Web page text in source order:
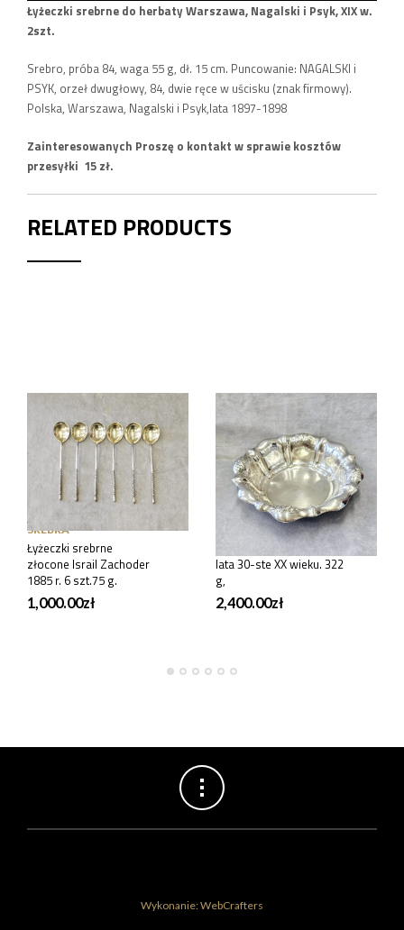
Łyżeczki srebrne do herbaty Warszawa, Nagalski i Psyk, XIX w.
2szt.
Srebro, próba 84, waga 55 g, dł. 15 cm. Puncowanie: NAGALSKI i
PSYK, orzeł dwugłowy, 84, dwie ręce w uścisku (znak firmowy).
Polska, Warszawa, Nagalski i Psyk,lata 1897-1898
Zainteresowanych Proszę o kontakt w sprawie kosztów
przesyłki 15 zł.
RELATED PRODUCTS
SREBRA
Łyżeczki srebrne
złocone Israil Zachoder
1885 r. 6 szt.75 g.
1,000.00zł
SREBRA
Patera srebrna Kraków
lata 30-ste XX wieku. 322
g,
2,400.00zł
Wykonanie: WebCrafters